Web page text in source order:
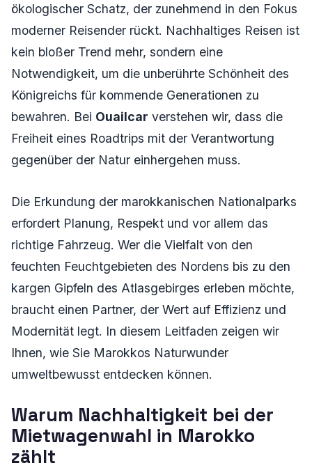
ökologischer Schatz, der zunehmend in den Fokus
moderner Reisender rückt. Nachhaltiges Reisen ist
kein bloßer Trend mehr, sondern eine
Notwendigkeit, um die unberührte Schönheit des
Königreichs für kommende Generationen zu
bewahren. Bei Ouailcar verstehen wir, dass die
Freiheit eines Roadtrips mit der Verantwortung
gegenüber der Natur einhergehen muss.
Die Erkundung der marokkanischen Nationalparks
erfordert Planung, Respekt und vor allem das
richtige Fahrzeug. Wer die Vielfalt von den
feuchten Feuchtgebieten des Nordens bis zu den
kargen Gipfeln des Atlasgebirges erleben möchte,
braucht einen Partner, der Wert auf Effizienz und
Modernität legt. In diesem Leitfaden zeigen wir
Ihnen, wie Sie Marokkos Naturwunder
umweltbewusst entdecken können.
Warum Nachhaltigkeit bei der
Mietwagenwahl in Marokko
zählt